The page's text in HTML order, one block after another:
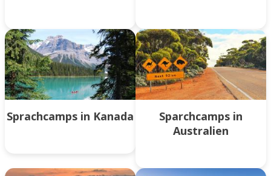
Sprachcamps in Kanada
Sparchcamps in
Australien